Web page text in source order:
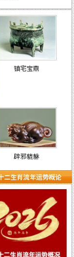
镇宅宝鼎
辟邪貔貅
二生肖流年运势概论